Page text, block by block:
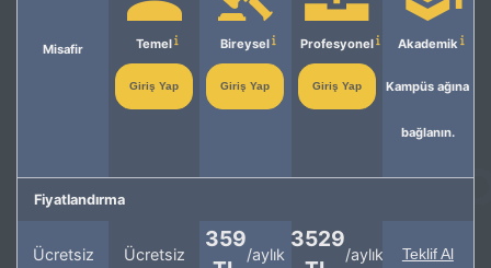
Misafir Temel
Giriş Yap
Bireysel
Giriş Yap
Profesyonel
Giriş Yap
Akademik
Kampüs ağına
bağlanın.
Fiyatlandırma
Ücretsiz Ücretsiz
359
/aylık
3529
/aylık Teklif Al